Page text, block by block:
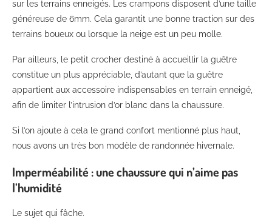
sur les terrains enneigés. Les crampons disposent d’une taille
généreuse de 6mm. Cela garantit une bonne traction sur des
terrains boueux ou lorsque la neige est un peu molle.
Par ailleurs, le petit crocher destiné à accueillir la guêtre
constitue un plus appréciable, d’autant que la guêtre
appartient aux accessoire indispensables en terrain enneigé,
afin de limiter l’intrusion d’or blanc dans la chaussure.
Si l’on ajoute à cela le grand confort mentionné plus haut,
nous avons un très bon modèle de randonnée hivernale.
Imperméabilité : une chaussure qui n’aime pas
l’humidité
Le sujet qui fâche.